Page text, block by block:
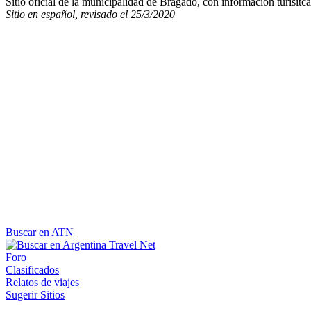
Sitio en español, revisado el 25/3/2020
Buscar en ATN
Foro
Clasificados
Relatos de viajes
Sugerir Sitios